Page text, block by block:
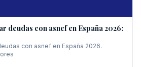
deudas con asnef en España 2026:
con asnef en España 2026.